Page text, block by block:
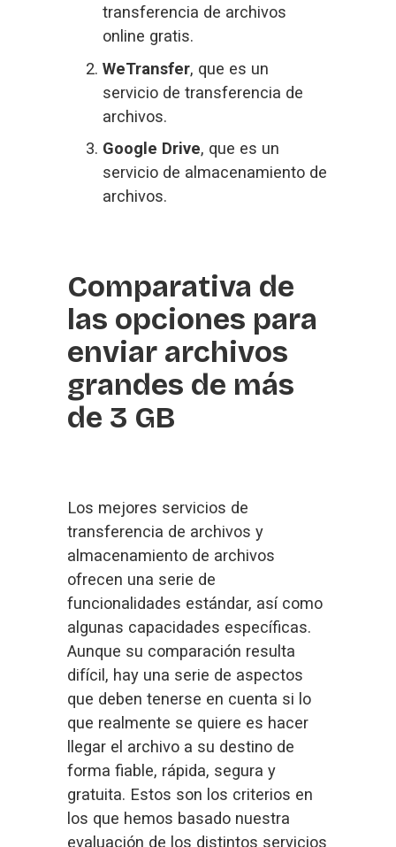
transferencia de archivos
online gratis.
WeTransfer, que es un
servicio de transferencia de
archivos.
Google Drive, que es un
servicio de almacenamiento de
archivos.
Comparativa de
las opciones para
enviar archivos
grandes de más
de 3 GB
Los mejores servicios de
transferencia de archivos y
almacenamiento de archivos
ofrecen una serie de
funcionalidades estándar, así como
algunas capacidades específicas.
Aunque su comparación resulta
difícil, hay una serie de aspectos
que deben tenerse en cuenta si lo
que realmente se quiere es hacer
llegar el archivo a su destino de
forma fiable, rápida, segura y
gratuita. Estos son los criterios en
los que hemos basado nuestra
evaluación de los distintos servicios